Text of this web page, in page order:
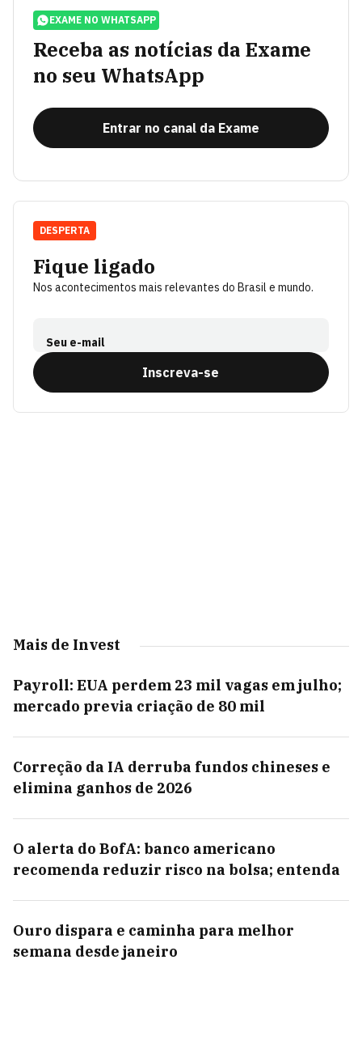
EXAME NO WHATSAPP
Receba as notícias da Exame
no seu WhatsApp
Entrar no canal da Exame
Fique ligado
Nos acontecimentos mais relevantes do Brasil e mundo.
Seu e-mail
Inscreva-se
DESPERTA
Mais de Invest
Payroll: EUA perdem 23 mil vagas em julho;
mercado previa criação de 80 mil
Correção da IA derruba fundos chineses e
elimina ganhos de 2026
O alerta do BofA: banco americano
recomenda reduzir risco na bolsa; entenda
Ouro dispara e caminha para melhor
semana desde janeiro